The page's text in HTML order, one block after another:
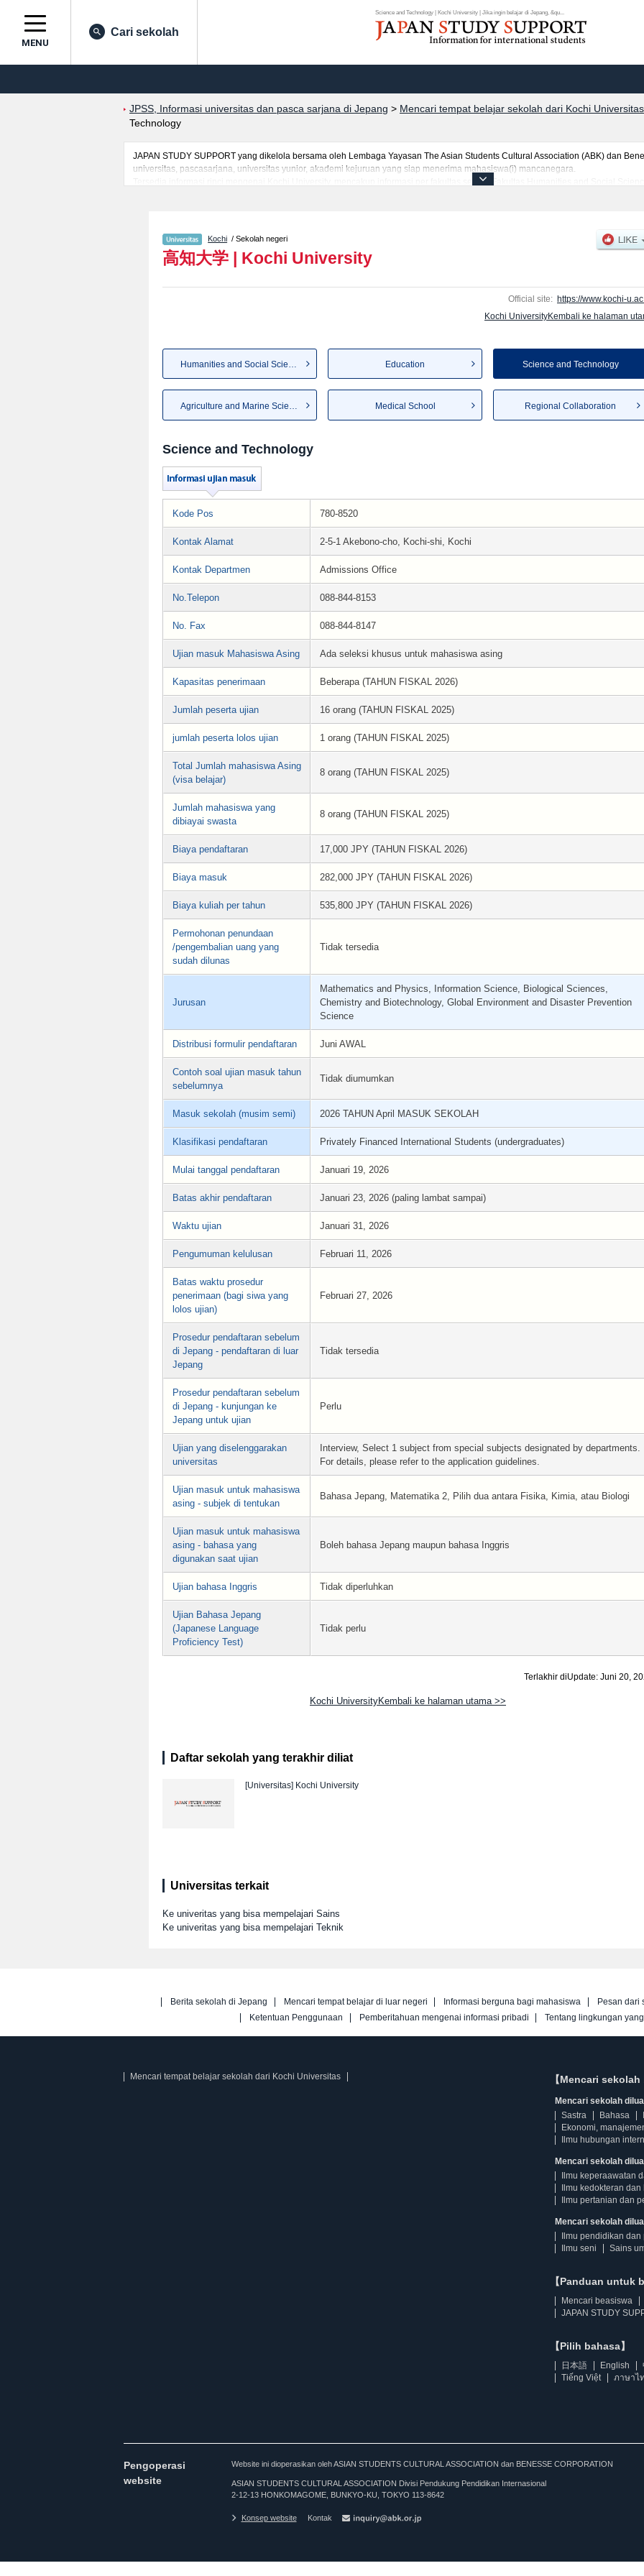
Science and Technology | Kochi University | Jika ingin belajar di Jepang, &qu...
MENU
Cari sekolah
JPSS, Informasi universitas dan pasca sarjana di Jepang > Mencari tempat belajar sekolah dari Kochi Universitas
Technology
JAPAN STUDY SUPPORT yang dikelola bersama oleh Lembaga Yayasan The Asian Students Cultural Association (ABK) dan
universitas, pascasarjana, universitas yunior, akademi kejuruan yang siap menerima mahasiswa(i) mancanegara.
Tersedia informasi rinci mengenai Kochi University, mencakup informasi per fakultas seperti Fakultas Humanities and Social
Kochi / Sekolah negeri
高知大学 | Kochi University
Official site: https://www.kochi-
Kochi UniversityKembali ke halaman
Humanities and Social Sciences Education Science and Technology
Medical School Regional Collaboration
Science and Technology
Kode Pos 780-8520
Kontak Alamat 2-5-1 Akebono-cho, Kochi-shi, Kochi
Kontak Departmen Admissions Office
No.Telepon 088-844-8153
No. Fax 088-844-8147
Ujian masuk Mahasiswa Asing Ada seleksi khusus untuk mahasiswa asing
Kapasitas penerimaan Beberapa (TAHUN FISKAL 2026)
Jumlah peserta ujian 16 orang (TAHUN FISKAL 2025)
jumlah peserta lolos ujian 1 orang (TAHUN FISKAL 2025)
Total Jumlah mahasiswa Asing
(visa belajar)
8 orang (TAHUN FISKAL 2025)
Jumlah mahasiswa yang
dibiayai swasta
8 orang (TAHUN FISKAL 2025)
Biaya pendaftaran 17,000 JPY (TAHUN FISKAL 2026)
Biaya masuk 282,000 JPY (TAHUN FISKAL 2026)
Biaya kuliah per tahun 535,800 JPY (TAHUN FISKAL 2026)
Permohonan penundaan
/pengembalian uang yang
sudah dilunas
Tidak tersedia
Jurusan
Mathematics and Physics, Information Science, Biological Sciences,
Chemistry and Biotechnology, Global Environment and Disaster Prevention
Science
Distribusi formulir pendaftaran Juni AWAL
Contoh soal ujian masuk tahun
sebelumnya
Tidak diumumkan
Masuk sekolah (musim semi) 2026 TAHUN April MASUK SEKOLAH
Klasifikasi pendaftaran Privately Financed International Students (undergraduates)
Mulai tanggal pendaftaran Januari 19, 2026
Batas akhir pendaftaran Januari 23, 2026 (paling lambat sampai)
Waktu ujian Januari 31, 2026
Pengumuman kelulusan Februari 11, 2026
Batas waktu prosedur
penerimaan (bagi siwa yang
lolos ujian)
Februari 27, 2026
Prosedur pendaftaran sebelum
di Jepang - pendaftaran di luar
Jepang
Tidak tersedia
Prosedur pendaftaran sebelum
di Jepang - kunjungan ke
Jepang untuk ujian
Perlu
Ujian yang diselenggarakan
universitas
Interview, Select 1 subject from special subjects designated by departments.
For details, please refer to the application guidelines.
Ujian masuk untuk mahasiswa
asing - subjek di tentukan
Bahasa Jepang, Matematika 2, Pilih dua antara Fisika, Kimia, atau Biologi
Ujian masuk untuk mahasiswa
asing - bahasa yang
digunakan saat ujian
Boleh bahasa Jepang maupun bahasa Inggris
Ujian bahasa Inggris Tidak diperluhkan
Ujian Bahasa Jepang
(Japanese Language
Proficiency Test)
Tidak perlu
Terlakhir diUpdate: Juni 20,
Kochi UniversityKembali ke halaman utama >>
Daftar sekolah yang terakhir diliat
[Universitas] Kochi University
Universitas terkait
Ke univeritas yang bisa mempelajari Sains
Ke univeritas yang bisa mempelajari Teknik
Berita sekolah di Jepang Mencari tempat belajar di luar negeri Informasi berguna bagi mahasiswa
Pesan dari
Ketentuan Penggunaan
Pemberitahuan mengenai informasi pribadi Tentang lingkungan
Mencari tempat belajar sekolah dari Kochi Universitas 【Mencari
Mencari sekolah
Sastra
Bahasa
Ekonomi,
Ilmu hubungan
Mencari sekolah
Ilmu keperaawatan
Ilmu kedokteran
Ilmu pertanian dan
Mencari sekolah
Ilmu pendidikan
Ilmu seni
Sains
【Panduan untuk
Mencari beasiswa
JAPAN STUDY
【Pilih bahasa】
日本語 English
Tiếng Việt
ภาษาไ
Pengoperasi
website
Website ini dioperasikan oleh ASIAN STUDENTS CULTURAL ASSOCIATION dan BENESSE CORPORATION
ASIAN STUDENTS CULTURAL ASSOCIATION Divisi Pendukung Pendidikan Internasional
2-12-13 HONKOMAGOME, BUNKYO-KU, TOKYO 113-8642
Konsep website Kontak